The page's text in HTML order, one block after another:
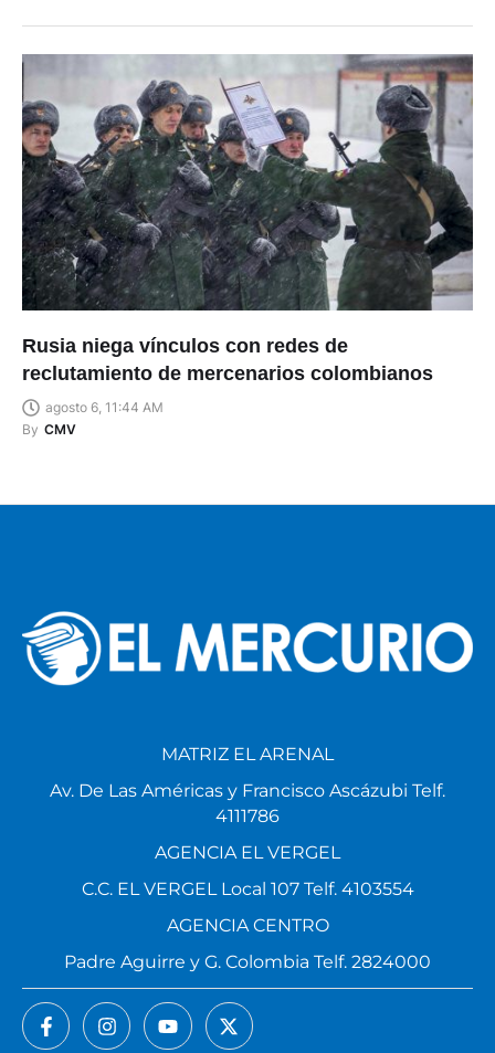
Rusia niega vínculos con redes de
reclutamiento de mercenarios colombianos
agosto 6, 11:44 AM
By CMV
MATRIZ EL ARENAL
Av. De Las Américas y Francisco Ascázubi Telf.
4111786
AGENCIA EL VERGEL
C.C. EL VERGEL Local 107 Telf. 4103554
AGENCIA CENTRO
Padre Aguirre y G. Colombia Telf. 2824000